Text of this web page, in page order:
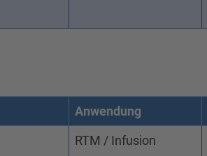
Anwendung
RTM / Infusion